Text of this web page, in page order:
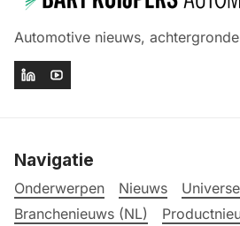
Automotive nieuws,
Navigatie
Onderwerpen Nieuws
Branchenieuws (NL)